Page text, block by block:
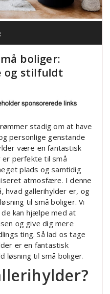
boliger:
og stilfuldt
stadig om at have
personlige genstande
være en fantastisk
er perfekte til små
plads og samtidig
atmosfære. I denne
hvad gallerihylder er, og
til små boliger. Vi
kan hjælpe med at
og give dig mere
ting. Så lad os tage
er en fantastisk
løsning til små boliger.